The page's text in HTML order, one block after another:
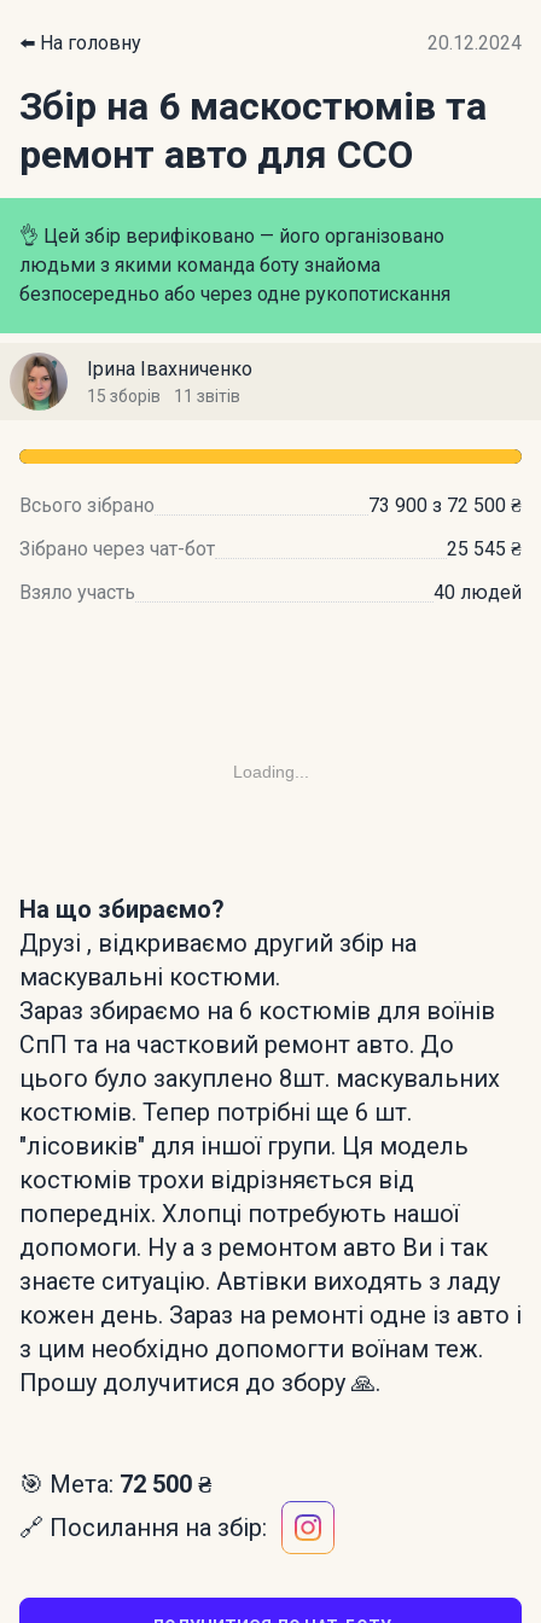
⬅️ На головну 20.12.2024
Збір на 6 маскостюмів та
ремонт авто для ССО
👌 Цей збір верифіковано — його організовано
людьми з якими команда боту знайома
безпосередньо або через одне рукопотискання
Ірина Івахниченко
15 зборів 11 звітів
Всього зібрано
73 900 з 72 500 ₴
Зібрано через чат-бот
25 545 ₴
Взяло участь
40 людей
Loading...
На що збираємо?
Друзі , відкриваємо другий збір на
маскувальні костюми.
Зараз збираємо на 6 костюмів для воїнів
СпП та на частковий ремонт авто. До
цього було закуплено 8шт. маскувальних
костюмів. Тепер потрібні ще 6 шт.
"лісовиків" для іншої групи. Ця модель
костюмів трохи відрізняється від
попередніх. Хлопці потребують нашої
допомоги. Ну а з ремонтом авто Ви і так
знаєте ситуацію. Автівки виходять з ладу
кожен день. Зараз на ремонті одне із авто і
з цим необхідно допомогти воїнам теж.
Прошу долучитися до збору 🙏.
🎯 Мета: 72 500 ₴
🔗 Посилання на збір: